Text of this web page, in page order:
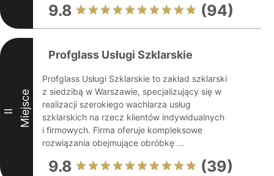
9.8 (94)
II Miejsce
Profglass Usługi Szklarskie
Profglass Usługi Szklarskie to zakład szklarski
z siedzibą w Warszawie, specjalizujący się w
realizacji szerokiego wachlarza usług
szklarskich na rzecz klientów indywidualnych
i firmowych. Firma oferuje kompleksowe
rozwiązania obejmujące obróbkę ...
9.8 (39)